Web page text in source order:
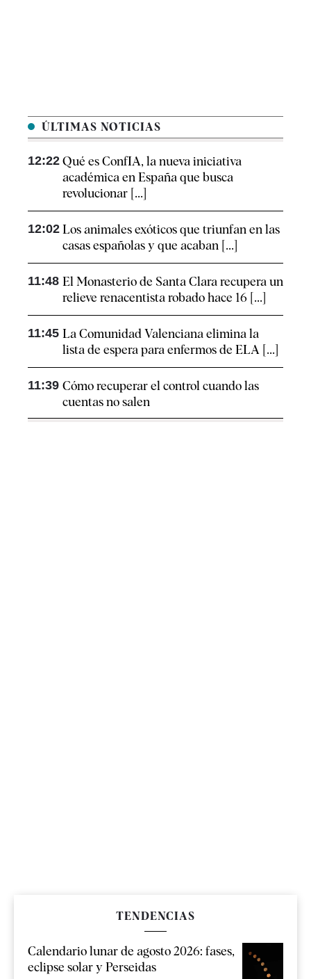
ÚLTIMAS NOTICIAS
12:22 Qué es ConfIA, la nueva iniciativa
académica en España que busca
revolucionar [...]
12:02 Los animales exóticos que triunfan en las
casas españolas y que acaban [...]
11:48 El Monasterio de Santa Clara recupera un
relieve renacentista robado hace 16 [...]
11:45 La Comunidad Valenciana elimina la
lista de espera para enfermos de ELA [...]
11:39 Cómo recuperar el control cuando las
cuentas no salen
TENDENCIAS
Calendario lunar de agosto 2026: fases,
eclipse solar y Perseidas